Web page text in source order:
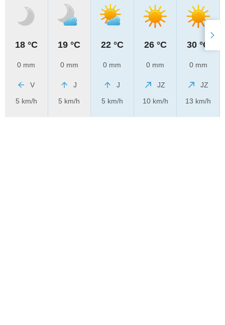
18 °C
0 mm
V
5 km/h
19 °C
0 mm
J
5 km/h
22 °C
0 mm
J
5 km/h
26 °C
0 mm
JZ
10 km/h
30 °C
0 mm
JZ
13 km/h